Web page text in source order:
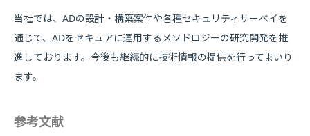
当社では、ADの設計・構築案件や各種セキュリティサーベイを
通じて、ADをセキュアに運用するメソドロジーの研究開発を推
進しております。今後も継続的に技術情報の提供を行ってまいり
ます。
参考文献